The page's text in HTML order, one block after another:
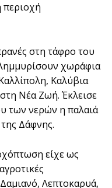
στη τάφρο του
χωράφια
Καλύβια
Νέα Ζωή. Έκλεισε
των νερών η παλαιά
Δάφνης.
είχε ως
Λεπτοκαρυά,